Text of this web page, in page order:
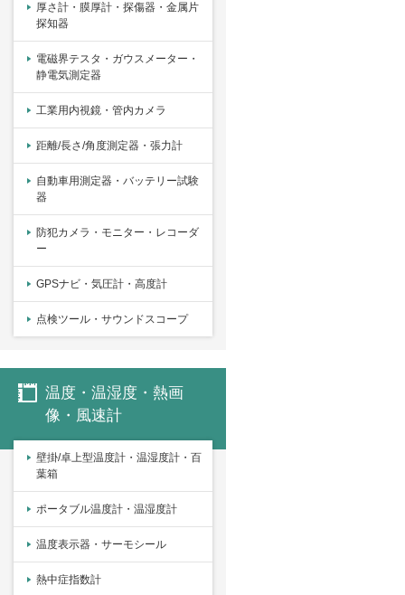
厚さ計・膜厚計・探傷器・金属片
探知器
電磁界テスタ・ガウスメーター・
静電気測定器
工業用内視鏡・管内カメラ
距離/長さ/角度測定器・張力計
自動車用測定器・バッテリー試験
器
防犯カメラ・モニター・レコーダ
ー
GPSナビ・気圧計・高度計
点検ツール・サウンドスコープ
温度・温湿度・熱画
像・風速計
壁掛/卓上型温度計・温湿度計・百
葉箱
ポータブル温度計・温湿度計
温度表示器・サーモシール
熱中症指数計